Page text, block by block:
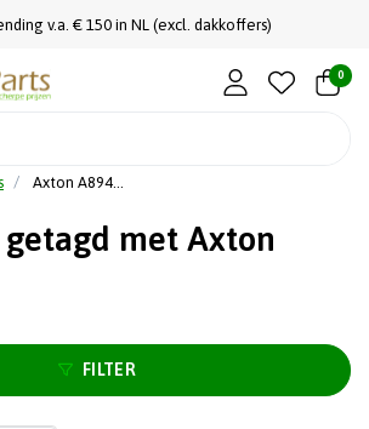
v.a. € 150 in NL (excl. dakkoffers)
0
Axton A894DSP
met Axton
FILTER